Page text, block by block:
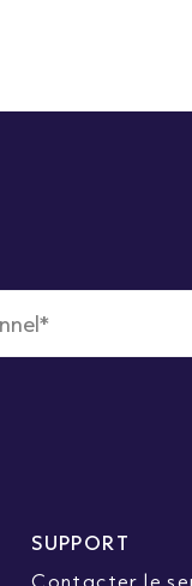
SUPPORT
Contacter le